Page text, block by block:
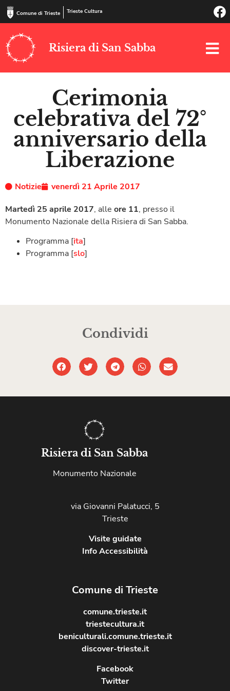
Comune di Trieste Trieste Cultura
Risiera di San Sabba
Cerimonia
celebrativa del 72°
anniversario della
Liberazione
Notizie
venerdì 21 Aprile 2017
Martedì 25 aprile 2017, alle ore 11, presso il
Monumento Nazionale della Risiera di San Sabba.
Programma [ita]
Programma [slo]
Condividi
Risiera di San Sabba
Monumento Nazionale
via Giovanni Palatucci, 5
Trieste
Visite guidate
Info Accessibilità
Comune di Trieste
comune.trieste.it
triestecultura.it
beniculturali.comune.trieste.it
discover-trieste.it
Facebook
Twitter